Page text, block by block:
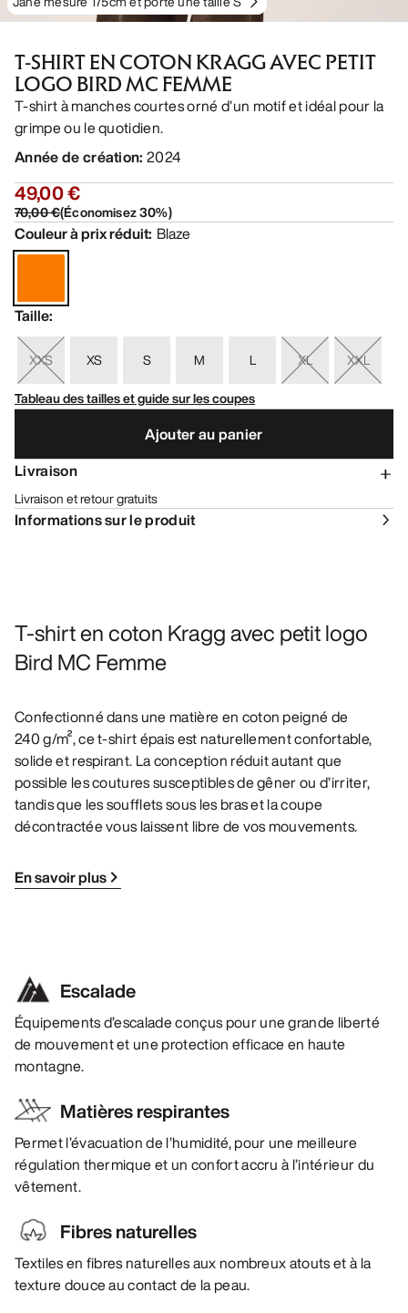
T-SHIRT EN COTON KRAGG AVEC PETIT
LOGO BIRD MC FEMME
T-shirt à manches courtes orné d’un motif et idéal pour la
grimpe ou le quotidien.
Année de création: 2024
49,00 €
70,00 €(Économisez30%)
Couleur à prix réduit: Blaze
Taille:
XXS XS S M L XL
XXL
Tableau des tailles et guide sur les coupes
Ajouter au panier
Livraison
Livraison et retour gratuits
Informations sur le produit
T-shirt en coton Kragg avec petit logo
Bird MC Femme
Confectionné dans une matière en coton peigné de
240 g/m², ce t-shirt épais est naturellement confortable,
solide et respirant. La conception réduit autant que
possible les coutures susceptibles de gêner ou d’irriter,
tandis que les soufflets sous les bras et la coupe
décontractée vous laissent libre de vos mouvements.
En savoir plus
Escalade
Équipements d’escalade conçus pour une grande liberté
de mouvement et une protection efficace en haute
montagne.
Matières respirantes
Permet l’évacuation de l’humidité, pour une meilleure
régulation thermique et un confort accru à l’intérieur du
vêtement.
Fibres naturelles
Textiles en fibres naturelles aux nombreux atouts et à la
texture douce au contact de la peau.